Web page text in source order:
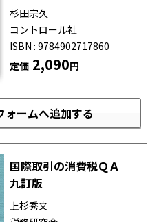
杉田宗久
コントロール社
ISBN : 9784902717860
定価2,090円
ォームへ追加する
国際取引の消費税ＱＡ
九訂版
上杉秀文